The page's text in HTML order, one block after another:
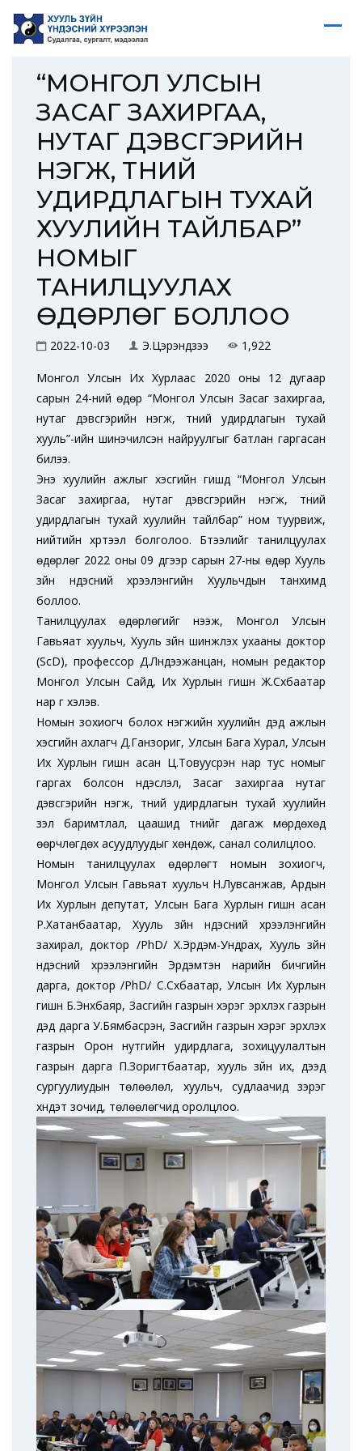
“МОНГОЛ УЛСЫН
ЗАСАГ ЗАХИРГАА,
НУТАГ ДЭВСГЭРИЙН
НЭГЖ, ТҮҮНИЙ
УДИРДЛАГЫН ТУХАЙ
ХУУЛИЙН ТАЙЛБАР”
НОМЫГ
ТАНИЛЦУУЛАХ
ӨДӨРЛӨГ БОЛЛОО
2022-10-03 Э.Цэрэндүзээ 1,922
Монгол Улсын Их Хурлаас 2020 оны 12 дугаар
сарын 24-ний өдөр “Монгол Улсын Засаг захиргаа,
нутаг дэвсгэрийн нэгж, түүний удирдлагын тухай
хууль”-ийн шинэчилсэн найруулгыг батлан гаргасан
билээ.
Энэ хуулийн ажлыг хэсгийн гишүүд “Монгол Улсын
Засаг захиргаа, нутаг дэвсгэрийн нэгж, түүний
удирдлагын тухай хуулийн тайлбар” ном туурвиж,
нийтийн хүртээл болголоо. Бүтээлийг танилцуулах
өдөрлөг 2022 оны 09 дүгээр сарын 27-ны өдөр Хууль
зүйн үндэсний хүрээлэнгийн Хуульчдын танхимд
боллоо.
Танилцуулах өдөрлөгийг нээж, Монгол Улсын
Гавьяат хуульч, Хууль зүйн шинжлэх ухааны доктор
(ScD), профессор Д.Лүндээжанцан, номын редактор
Монгол Улсын Сайд, Их Хурлын гишүүн Ж.Сүхбаатар
нар үг хэлэв.
Номын зохиогч болох нэгжийн хуулийн дэд ажлын
хэсгийн ахлагч Д.Ганзориг, Улсын Бага Хурал, Улсын
Их Хурлын гишүүн асан Ц.Товуусүрэн нар тус номыг
гаргах болсон үндэслэл, Засаг захиргаа нутаг
дэвсгэрийн нэгж, түүний удирдлагын тухай хуулийн
үзэл баримтлал, цаашид түүнийг дагаж мөрдөхөд
өөрчлөгдөх асуудлуудыг хөндөж, санал солилцлоо.
Номын танилцуулах өдөрлөгт номын зохиогч,
Монгол Улсын Гавьяат хуульч Н.Лувсанжав, Ардын
Их Хурлын депутат, Улсын Бага Хурлын гишүүн асан
Р.Хатанбаатар, Хууль зүйн үндэсний хүрээлэнгийн
захирал, доктор /PhD/ Х.Эрдэм-Ундрах, Хууль зүйн
үндэсний хүрээлэнгийн Эрдэмтэн нарийн бичгийн
дарга, доктор /PhD/ С.Сүхбаатар, Улсын Их Хурлын
гишүүн Б.Энхбаяр, Засгийн газрын хэрэг эрхлэх газрын
дэд дарга У.Бямбасүрэн, Засгийн газрын хэрэг эрхлэх
газрын Орон нутгийн удирдлага, зохицуулалтын
газрын дарга П.Зоригтбаатар, хууль зүйн их, дээд
сургуулиудын төлөөлөл, хуульч, судлаачид зэрэг
хүндэт зочид, төлөөлөгчид оролцлоо.